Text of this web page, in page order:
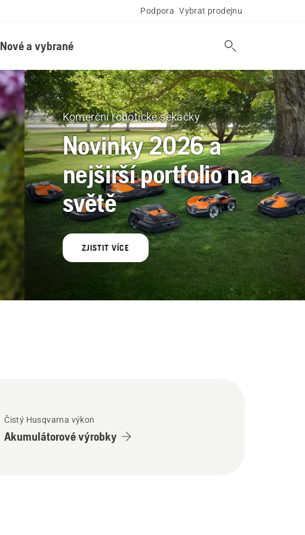
Podpora Vybrat prodejnu
Nové a vybrané
Komerční robotické sekačky
Novinky 2026 a
nejširší portfolio na
světě
ZJISTIT VÍCE
Čistý Husqvarna výkon
Akumulátorové výrobky